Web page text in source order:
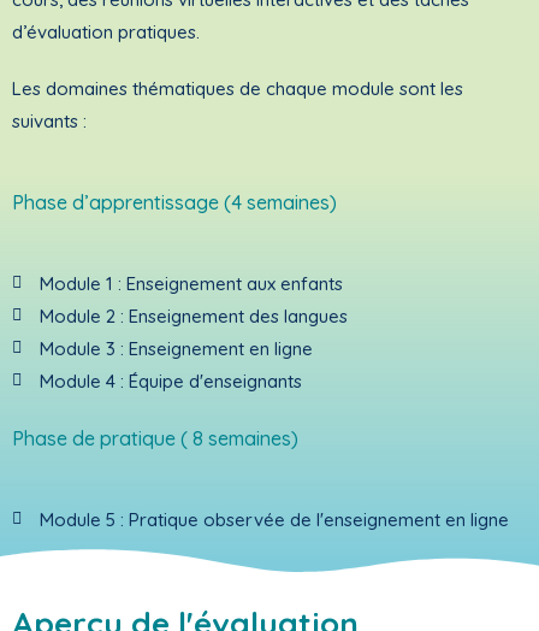
d’évaluation pratiques.
Les domaines thématiques de chaque module sont les
suivants :
Phase d’apprentissage (4 semaines)
Module 1 : Enseignement aux enfants
Module 2 : Enseignement des langues
Module 3 : Enseignement en ligne
Module 4 : Équipe d'enseignants
Phase de pratique ( 8 semaines)
Module 5 : Pratique observée de l'enseignement en ligne
Aperçu de l'évaluation